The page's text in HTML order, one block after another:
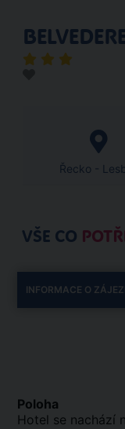
Řecko -
VŠE CO
INFORMACE O
Poloha
Hotel se nachází